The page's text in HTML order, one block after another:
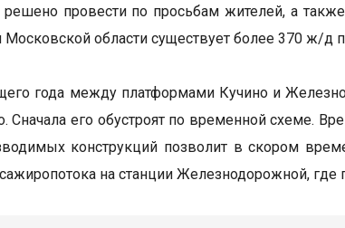
провести по просьбам жителей, а
Московской области существует более 370 ж/д
года между платформами Кучино и
Сначала его обустроят по временной схеме.
конструкций позволит в скором
на станции Железнодорожной,